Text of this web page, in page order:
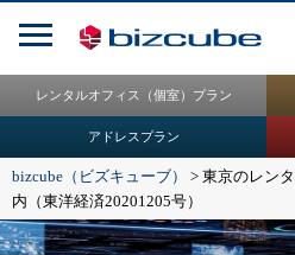
レンタルオフィス（個室）プラン
アドレスプラン
bizcube（ビズキューブ） > 東京のレン
内（東洋経済20201205号）